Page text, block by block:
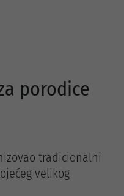
porodice
tradicionalni
velikog